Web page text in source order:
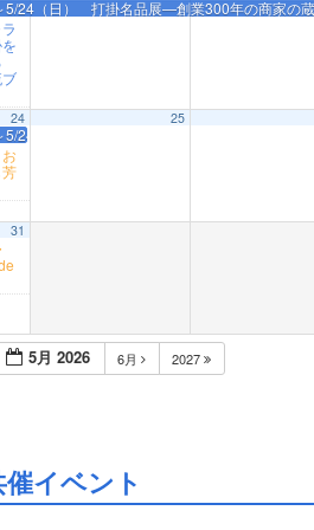
5/24（日） 打掛名品展―創業300年の商家の
24
5/24（日） 打掛名品展―創業300年の商家の蔵
25
31
5月 2026 6月 2027
イベント